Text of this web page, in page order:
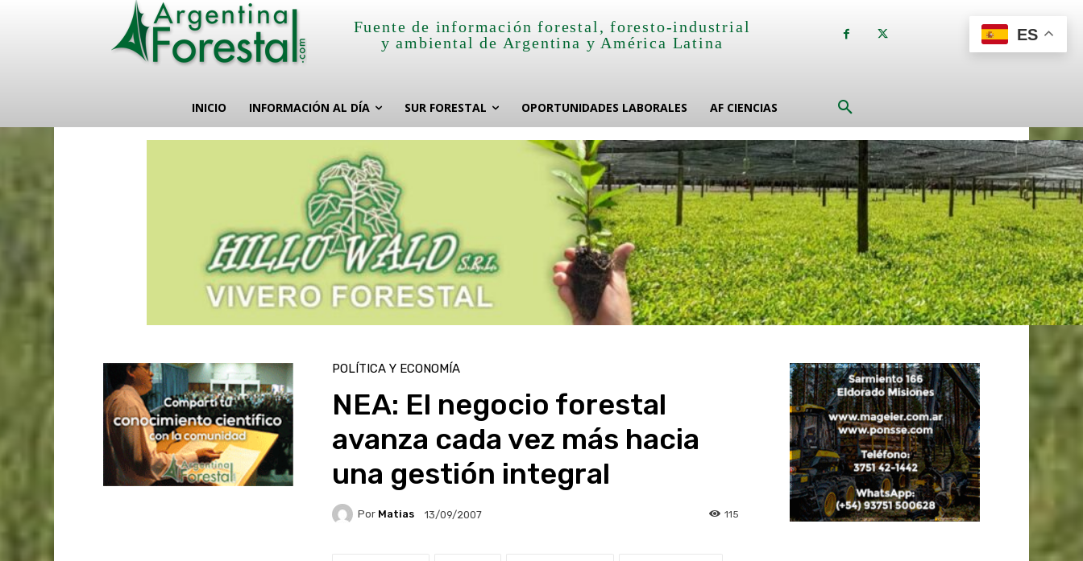
Fuente de información forestal, foresto-industrial
y ambiental de Argentina y América Latina
INICIO INFORMACIÓN AL DÍA SUR FORESTAL OPORTUNIDADES LABORALES AF CIENCIAS
POLÍTICA Y ECONOMÍA
NEA: El negocio forestal
avanza cada vez más hacia
una gestión integral
Por Matias 13/09/2007 115
ES